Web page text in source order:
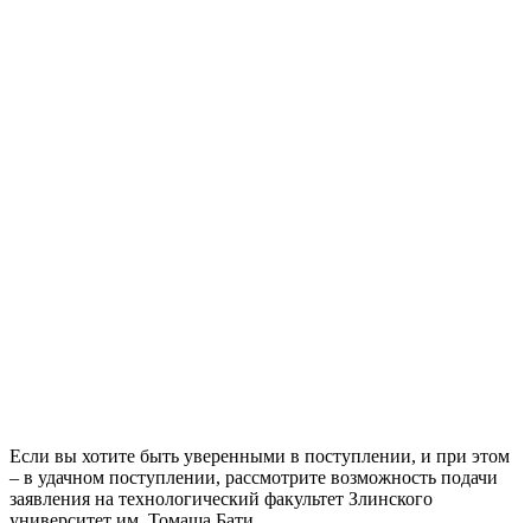
Если вы хотите быть уверенными в поступлении, и при этом
– в удачном поступлении, рассмотрите возможность подачи
заявления на технологический факультет Злинского